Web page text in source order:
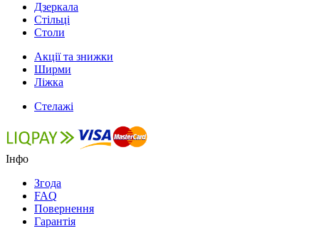
Дзеркала
Стільці
Столи
Акції та знижки
Ширми
Ліжка
Стелажі
Інфо
Згода
FAQ
Повернення
Гарантія